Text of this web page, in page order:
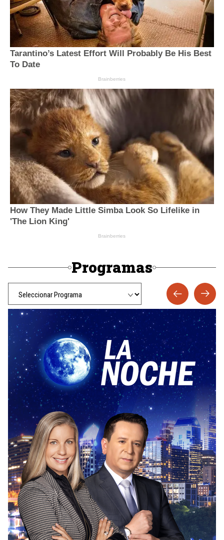
Programas